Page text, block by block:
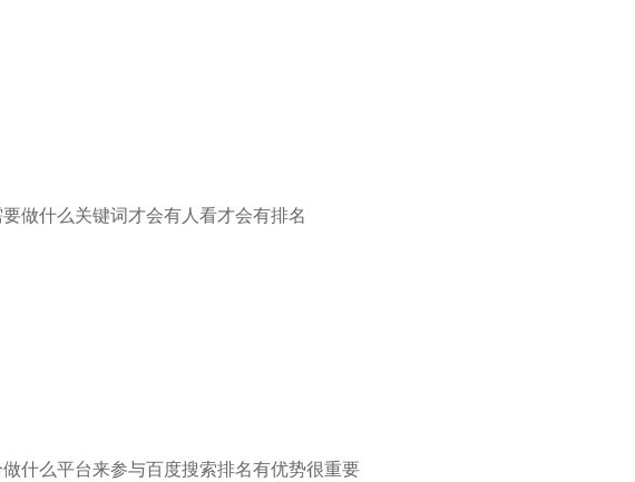
做什么关键词才会有人看才会有排名
什么平台来参与百度搜索排名有优势很重要